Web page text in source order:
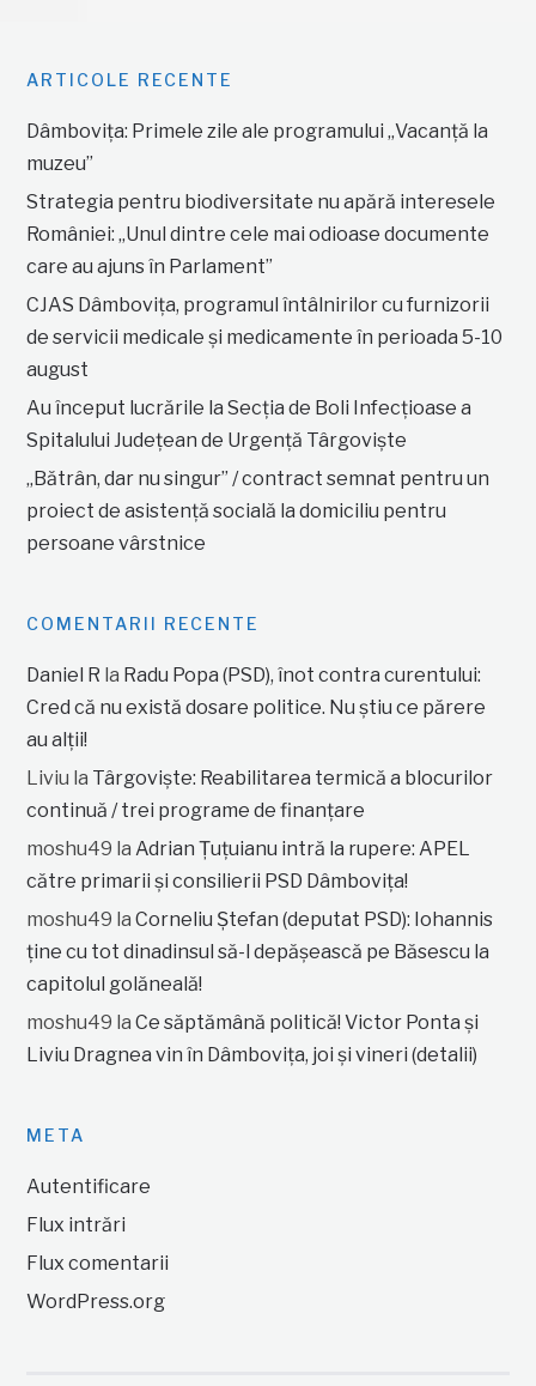
ARTICOLE RECENTE
Dâmbovița: Primele zile ale programului „Vacanță la
muzeu”
Strategia pentru biodiversitate nu apără interesele
României: „Unul dintre cele mai odioase documente
care au ajuns în Parlament”
CJAS Dâmbovița, programul întâlnirilor cu furnizorii
de servicii medicale și medicamente în perioada 5-10
august
Au început lucrările la Secția de Boli Infecțioase a
Spitalului Județean de Urgență Târgoviște
„Bătrân, dar nu singur” / contract semnat pentru un
proiect de asistență socială la domiciliu pentru
persoane vârstnice
COMENTARII RECENTE
Daniel R la Radu Popa (PSD), înot contra curentului:
Cred că nu există dosare politice. Nu știu ce părere
au alții!
Liviu la Târgoviște: Reabilitarea termică a blocurilor
continuă / trei programe de finanțare
moshu49 laAdrian Țuțuianu intră la rupere: APEL
către primarii și consilierii PSD Dâmbovița!
moshu49 laCorneliu Ștefan (deputat PSD): Iohannis
ține cu tot dinadinsul să-l depășească pe Băsescu la
capitolul golăneală!
moshu49 laCe săptămână politică! Victor Ponta și
Liviu Dragnea vin în Dâmbovița, joi și vineri (detalii)
META
Autentificare
Flux intrări
Flux comentarii
WordPress.org